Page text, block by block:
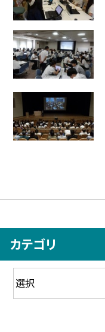
カテゴリ